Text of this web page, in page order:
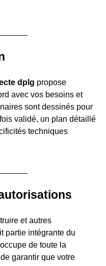
dplg propose
avec vos besoins et
sont dessinés pour
validé, un plan détaillé
techniques
et autres
partie intégrante du
de toute la
garantir que votre